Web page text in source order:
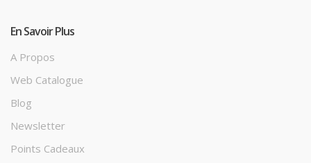
En Savoir Plus
A Propos
Web Catalogue
Blog
Newsletter
Points Cadeaux